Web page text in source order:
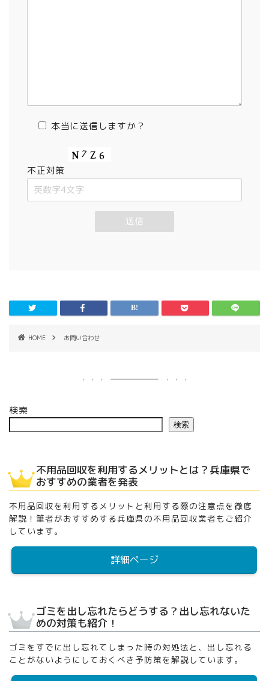
本当に送信しますか？
不正対策
HOME お問い合わせ
検索
検索
不用品回収を利用するメリットとは？兵庫県で
おすすめの業者を発表
不用品回収を利用するメリットと利用する際の注意点を徹底
解説！筆者がおすすめする兵庫県の不用品回収業者もご紹介
しています。
詳細ページ
ゴミを出し忘れたらどうする？出し忘れないた
めの対策も紹介！
ゴミをすでに出し忘れてしまった時の対処法と、出し忘れる
ことがないようにしておくべき予防策を解説しています。